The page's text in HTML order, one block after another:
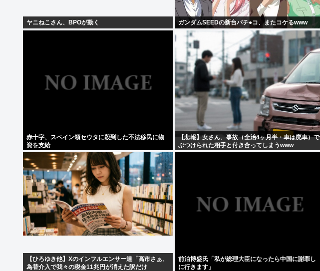
ヤニねこさん、BPOが動く ガンダムSEEDの新台パチ●コ、またコケるwww
赤十字、スペイン領セウタに殺到した不法移民に物
資を支給
【悲報】女さん、事故（全治4ヶ月半・車は廃車）で
ぶつけられた相手と付き合ってしまうwww
【ひろゆき他】Xのインフルエンサー達「高市さぁ、
為替介入で我々の税金11兆円が消えた訳だけ
前泊博盛氏「私が総理大臣になったら中国に謝罪し
に行きます」